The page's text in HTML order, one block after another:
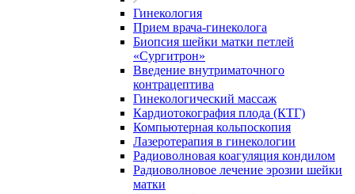
Гинекология
Прием врача-гинеколога
Биопсия шейки матки петлей
«Сургитрон»
Введение внутриматочного
контрацептива
Гинекологический массаж
Кардиотокография плода (КТГ)
Компьютерная кольпоскопия
Лазеротерапия в гинекологии
Радиоволновая коагуляция кондилом
Радиоволновое лечение эрозии шейки
матки